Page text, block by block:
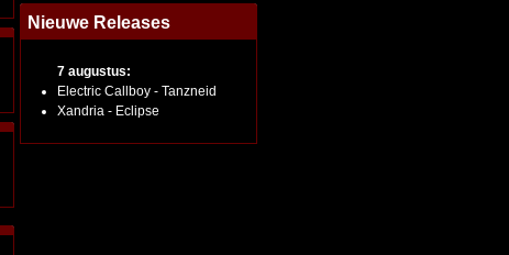
Nieuwe Releases
7 augustus:
Electric Callboy - Tanzneid
Xandria - Eclipse